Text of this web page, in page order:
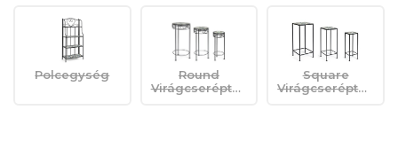
Polcegység
Round
Virágcseréptartó
Square
Virágcseréptartó